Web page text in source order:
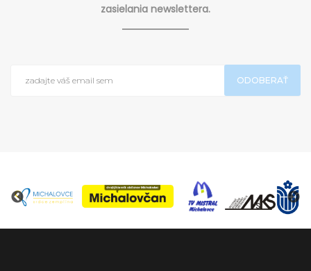
zasielania newslettera.
ODOBERAŤ